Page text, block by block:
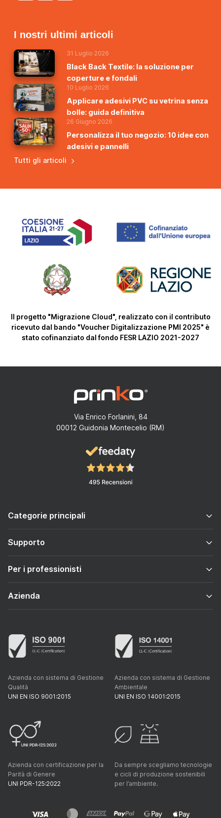
I nostri ultimi articoli
31 Luglio 2026
Black Back Textile: la soluzione per
coperture e fondali
10 Luglio 2026
Applicare adesivi PVC su vetrina senza
bolle: guida definitiva
26 Giugno 2026
Personalizza il tuo negozio: 10 idee con
adesivi e pannelli
Tutti gli articoli
Il progetto "Migrazione Cloud", realizzato con il contributo
ricevuto dal bando "Voucher Digitalizzazione PMI 2025" è
stato cofinanziato dal fondo FESR LAZIO 2021-2027
Via Enrico Forlanini, 84
00012 Guidonia Montecelio (RM)
Categorie principali
Supporto
Per i professionisti
Azienda
Azienda con sistema di Gestione
Qualità
UNI EN ISO 9001:2015
Azienda con sistema di Gestione
Ambientale
UNI EN ISO 14001:2015
Azienda con certificazione per la
Parità di Genere
UNI PDR-125:2022
Da sempre scegliamo tecnologie
e cicli di produzione sostenibili
per l’ambiente.